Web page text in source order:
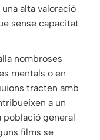
alta valoració
sense capacitat
nombroses
mentals o en
tracten amb
a un
general
films se